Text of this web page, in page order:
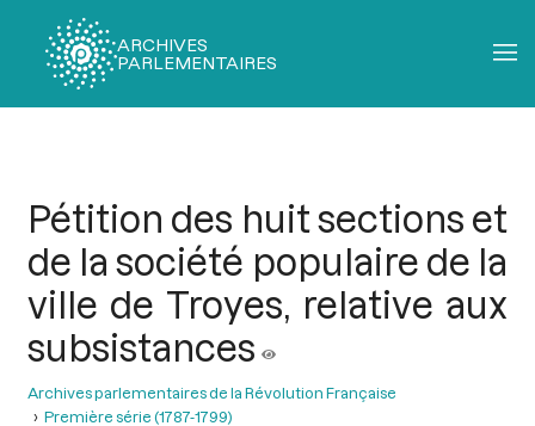
ARCHIVES
PARLEMENTAIRES
Pétition des huit sections et
de la société populaire de la
ville de Troyes, relative aux
subsistances
Archives parlementaires de la Révolution Française
Première série (1787-1799)